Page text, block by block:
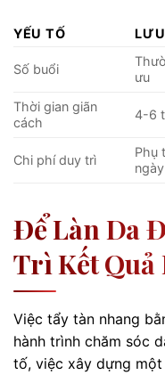
YẾU TỐ
Số buổi
ưu
Thời gian giãn
cách
4-6
Chi phí duy trì
Phụ
ngày
Để Làn Da
Trì Kết Quả
Việc tẩy tàn nhang
hành trình chăm sóc
tố, việc xây dựng